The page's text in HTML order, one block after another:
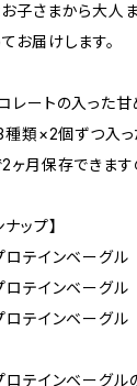
子さまから大人
お届けします。
レートの入った甘
種類×2個ずつ入っ
ヶ月保存できます
ナップ】
ロテインベーグ
ロテインベーグ
ロテインベーグ
ロテインベーグル